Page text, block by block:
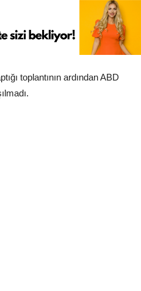
toplantının ardından ABD